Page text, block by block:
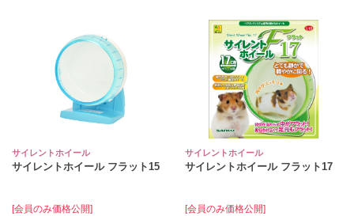
サイレントホイール
サイレントホイール フラット15
[会員のみ価格公開]
サイレントホイール
サイレントホイール フラット17
[会員のみ価格公開]